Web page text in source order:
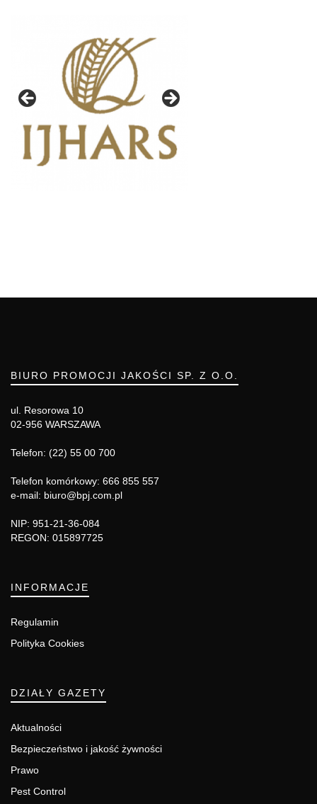
BIURO PROMOCJI JAKOŚCI SP. Z O.O.
ul. Resorowa 10
02-956 WARSZAWA
Telefon: (22) 55 00 700
Telefon komórkowy: 666 855 557
e-mail: biuro@bpj.com.pl
NIP: 951-21-36-084
REGON: 015897725
INFORMACJE
Regulamin
Polityka Cookies
DZIAŁY GAZETY
Aktualności
Bezpieczeństwo i jakość żywności
Prawo
Pest Control